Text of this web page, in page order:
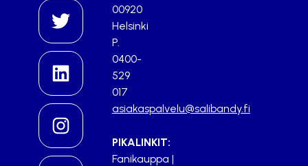
00920
Helsinki
P.
0400-
529
017
asiakaspalvelu@salibandy.fi
PIKALINKIT:
Fanikauppa |